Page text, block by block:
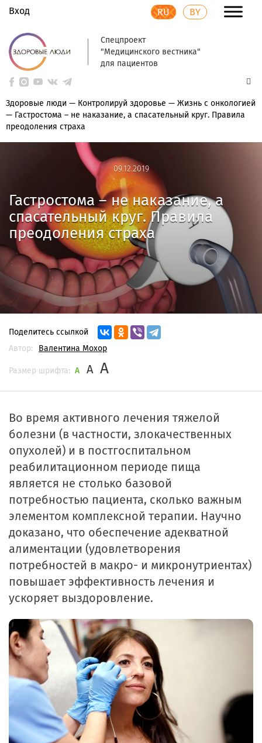
Вход RU BY
Спецпроект
"Медицинского вестника"
для пациентов
Здоровые люди — Контролируй здоровье — Жизнь с онкологией
— Гастростома – не наказание, а спасательный круг. Правила
преодоления страха
09.12.2019
09.12.2019
Гастростома – не наказание, а
спасательный круг. Правила
преодоления страха
Поделитесь ссылкой
Автор:
Валентина Мохор
Размер шрифта: A A A
Во время активного лечения тяжелой
болезни (в частности, злокачественных
опухолей) и в постгоспитальном
реабилитационном периоде пища
является не столько базовой
потребностью пациента, сколько важным
элементом комплексной терапии. Научно
доказано, что обеспечение адекватной
алиментации (удовлетворения
потребностей в макро- и микронутриентах)
повышает эффективность лечения и
ускоряет выздоровление.